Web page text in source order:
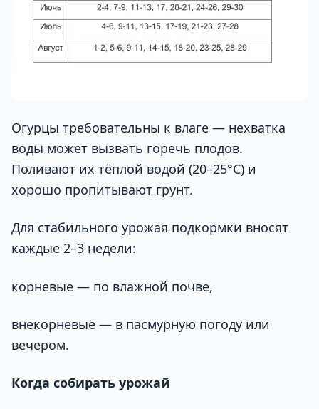
Огурцы требовательны к влаге — нехватка
воды может вызвать горечь плодов.
Поливают их тёплой водой (20–25°C) и
хорошо пропитывают грунт.
Для стабильного урожая подкормки вносят
каждые 2–3 недели:
корневые — по влажной почве,
внекорневые — в пасмурную погоду или
вечером.
Когда собирать урожай